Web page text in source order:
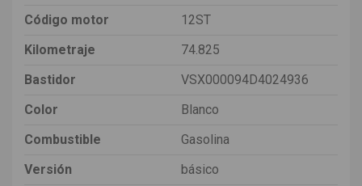
Código motor
12ST
Kilometraje
74.825
Bastidor
VSX000094D4024936
Color
Blanco
Combustible
Gasolina
Versión
básico